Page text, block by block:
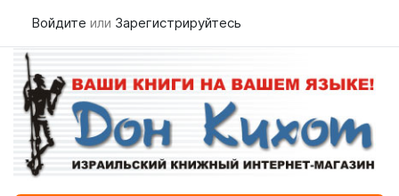
Войдите или Зарегистрируйтесь
Русском Языке